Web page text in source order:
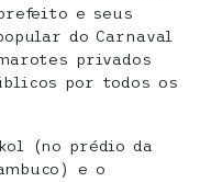
e seus
do Carnaval
privados
por todos os
(no prédio da
e o